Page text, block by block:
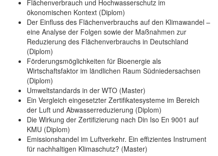
Flächenverbrauch und Hochwasserschutz im
ökonomischen Kontext (Diplom)
Der Einfluss des Flächenverbrauchs auf den Klimawandel –
eine Analyse der Folgen sowie der Maßnahmen zur
Reduzierung des Flächenverbrauchs in Deutschland
(Diplom)
Förderungsmöglichkeiten für Bioenergie als
Wirtschaftsfaktor im ländlichen Raum Südniedersachsen
(Diplom)
Umweltstandards in der WTO (Master)
Ein Vergleich eingesetzter Zertifikatesysteme im Bereich
der Luft und Abwasserreduzierung (Diplom)
Die Wirkung der Zertifizierung nach Din Iso En 9001 auf
KMU (Diplom)
Emissionshandel im Luftverkehr. Ein effizientes Instrument
für nachhaltigen Klimaschutz? (Master)